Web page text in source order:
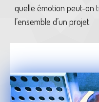
quelle émotion peut-on
l’ensemble d’un projet.